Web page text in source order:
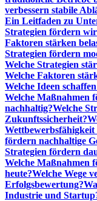
verbessern stabile
Ein Leitfaden zu
Strategien fördern
Faktoren stärken
Strategien fördern
Welche Strategien
Welche Faktoren
Welche Ideen
Welche Maßnahmen
nachhaltig?Welche
Zukunftssicherheit?
fördern nachhaltige
Strategien fördern
Welche Maßnahmen
heute?Welche Wege
Erfolgsbewertung?
Industrie und